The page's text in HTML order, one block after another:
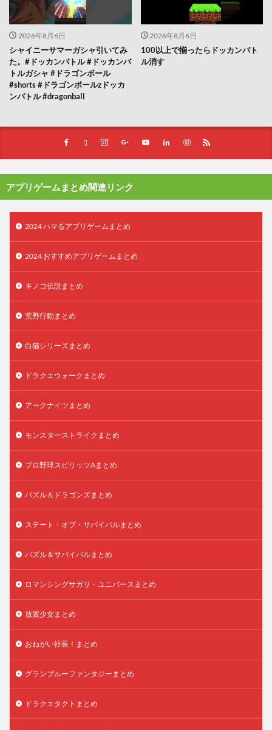
2026年8月6日
シャイニーサマーガシャ引いてみ
た。#ドッカンバトル #ドッカンバ
トルガシャ #ドラゴンボール
#shorts #ドラゴンボールzドッカ
ンバトル #dragonball
2026年8月6日
100以上で揃ったらドッカンバト
ル消す
アプリゲームまとめ関連リンク
2024 ハマるアプリゲームまとめ
2024 おすすめアプリゲームまとめ
キノコ伝説まとめ
荒野行動まとめ
白猫シリーズまとめ
ドラクエウォークまとめ
アークナイツまとめ
モンスターストライクまとめ
プロ野球スピリッツAまとめ
パズル＆ドラゴンズまとめ
ステート・オブ・サバイバルまとめ
パズル＆サバイバルまとめ
ロマンシングサガリ・ユニバースまとめ
放置少女まとめ
おねがい社長！まとめ
グランブルーファンタジーまとめ
ドラクエタクトまとめ